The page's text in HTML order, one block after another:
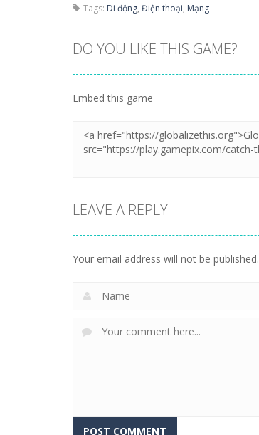
Tags: Di động, Điện thoại, Mạng
DO YOU LIKE THIS GAME?
Embed this game
LEAVE A REPLY
Your email address will not be published.